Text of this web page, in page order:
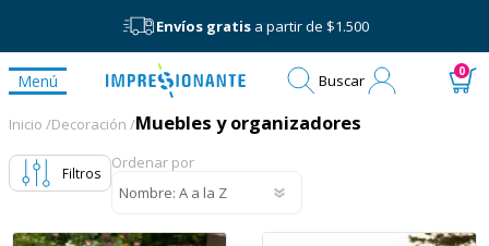
Envíos gratisa partir de $1.500
Menú Buscar 0
Muebles y organizadores
Inicio /Decoración /Muebles y organizadores
Filtros
Ordenar por